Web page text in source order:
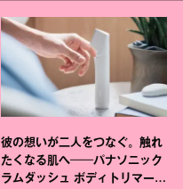
彼の想いが二人をつなぐ。触れ
たくなる肌へ──パナソニック
ラムダッシュ ボディトリマーが